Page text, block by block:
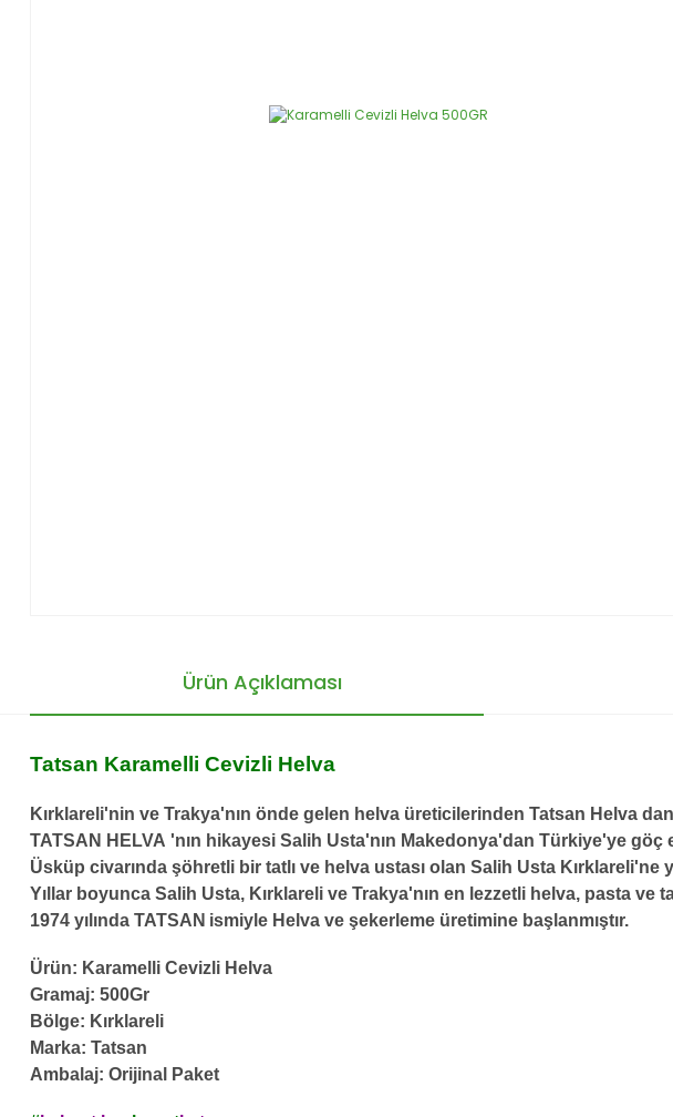
Ürün Açıklaması
Tatsan Karamelli Cevizli Helva
Kırklareli'nin ve Trakya'nın önde gelen helva üreticilerinden Tatsan Helva
TATSAN HELVA 'nın hikayesi Salih Usta'nın Makedonya'dan Türkiye'ye göç
Üsküp civarında şöhretli bir tatlı ve helva ustası olan Salih Usta
Yıllar boyunca Salih Usta, Kırklareli ve Trakya'nın en lezzetli helva, pasta ve
1974 yılında TATSAN ismiyle Helva ve şekerleme üretimine başlanmıştır.
Ürün: Karamelli Cevizli Helva
Gramaj: 500Gr
Bölge: Kırklareli
Marka: Tatsan
Ambalaj: Orijinal Paket